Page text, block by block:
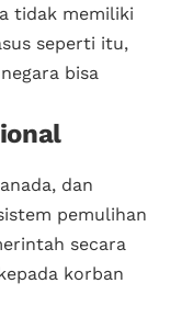
tidak memiliki
seperti itu,
bisa
dan
pemulihan
secara
korban